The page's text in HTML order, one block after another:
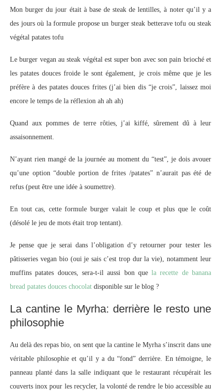
Mon burger du jour était à base de steak de lentilles, à noter qu’il y a
des jours où la formule propose un burger steak betterave tofu ou steak
végétal patates tofu
Le burger vegan au steak végétal est super bon avec son pain brioché et
les patates douces froide le sont également, je crois même que je les
préfère à des patates douces frites (j’ai bien dis “je crois”, laissez moi
encore le temps de la réflexion ah ah ah)
Quand aux pommes de terre rôties, j’ai kiffé, sûrement dû à leur
assaisonnement.
N’ayant rien mangé de la journée au moment du “test”, je dois avouer
qu’une option “double portion de frites /patates” n’aurait pas été de
refus (peut être une idée à soumettre).
En tout cas, cette formule burger valait le coup et plus que le coût
(désolé le jeu de mots était trop tentant).
Je pense que je serai dans l’obligation d’y retourner pour tester les
pâtisseries vegan bio (oui je sais c’est trop dur la vie), notamment leur
muffins patates douces, sera-t-il aussi bon quela recette de banana
bread patates douces chocolat disponible sur le blog ?
La cantine le Myrha: derrière le resto une
philosophie
Au delà des repas bio, on sent que la cantine le Myrha s’inscrit dans une
véritable philosophie et qu’il y a du “fond” derrière. En témoigne, le
panneau planté dans la salle indiquant que le restaurant récupérait les
couverts inox pour les recycler, la volonté de rendre le bio accessible au